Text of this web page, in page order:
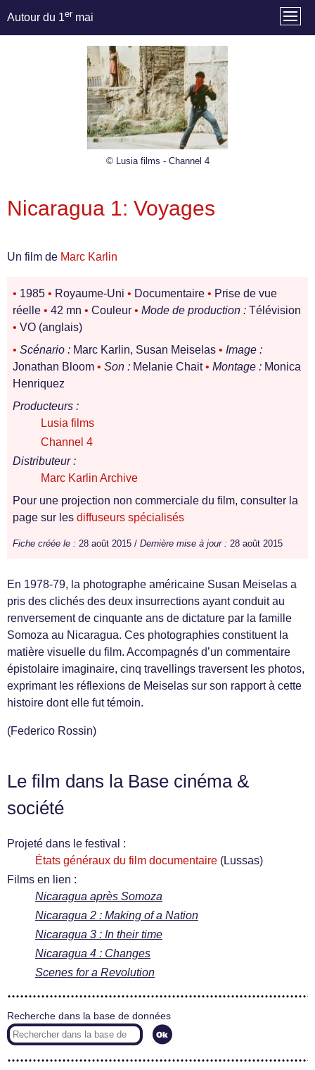
Autour du 1er mai
© Lusia films - Channel 4
Nicaragua 1: Voyages
Un film de Marc Karlin
• 1985 • Royaume-Uni • Documentaire • Prise de vue
réelle • 42 mn • Couleur • Mode de production : Télévision
• VO (anglais)
• Scénario : Marc Karlin, Susan Meiselas • Image :
Jonathan Bloom • Son : Melanie Chait• Montage : Monica
Henriquez
Producteurs :
Lusia films
Channel 4
Distributeur :
Marc Karlin Archive
Pour une projection non commerciale du film, consulter la
page sur les diffuseurs spécialisés
Fiche créée le : 28 août 2015 / Dernière mise à jour : 28 août 2015
En 1978-79, la photographe américaine Susan Meiselas a
pris des clichés des deux insurrections ayant conduit au
renversement de cinquante ans de dictature par la famille
Somoza au Nicaragua. Ces photographies constituent la
matière visuelle du film. Accompagnés d’un commentaire
épistolaire imaginaire, cinq travellings traversent les photos,
exprimant les réflexions de Meiselas sur son rapport à cette
histoire dont elle fut témoin.
(Federico Rossin)
Le film dans la Base cinéma &
société
Projeté dans le festival :
États généraux du film documentaire (Lussas)
Films en lien :
Nicaragua après Somoza
Nicaragua 2 : Making of a Nation
Nicaragua 3 : In their time
Nicaragua 4 : Changes
Scenes for a Revolution
Recherche dans la base de données